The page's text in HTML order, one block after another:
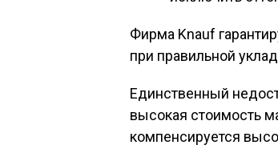
Фирма Knauf
при правильной
Единственный
высокая стоимость
компенсируется